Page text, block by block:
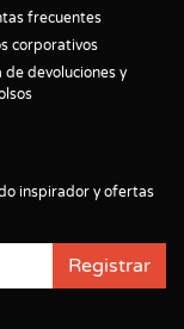
frecuentes
corporativos
de devoluciones y
inspirador y ofertas
Registrar